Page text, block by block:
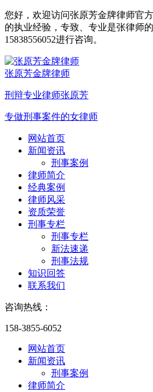
您好，欢迎访问张原芳金牌律师官
的执业经验，专致、专业是张律师
15838556052进行咨询。
张原芳金牌律师
刑辩专业律师张原芳
专做刑事案件的女律师
网站首页
新闻资讯
刑事案例
律师简介
经典案例
律师风采
资质荣誉
刑事专栏
刑事专栏
新法速递
刑事法规
知识回答
联系我们
咨询热线：
158-3855-6052
网站首页
新闻资讯
刑事案例
律师简介